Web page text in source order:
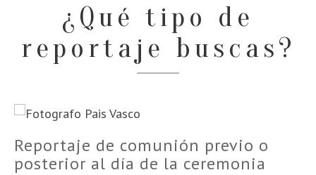
¿Qué tipo de
reportaje buscas?
Reportaje de comunión previo o
posterior al día de la ceremonia